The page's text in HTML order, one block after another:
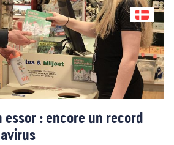
essor : encore un record